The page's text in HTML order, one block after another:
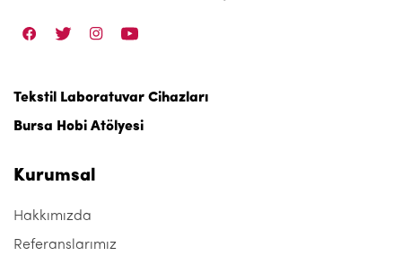
Tekstil Laboratuvar Cihazları
Bursa Hobi Atölyesi
Kurumsal
Hakkımızda
Referanslarımız